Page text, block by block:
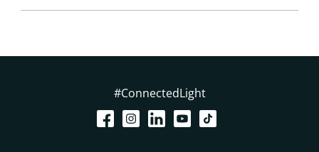
#ConnectedLight